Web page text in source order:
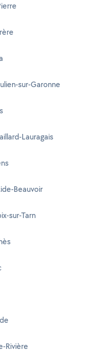
sur-Garonne
Lauragais
Beauvoir
sur-Tarn
Rivière